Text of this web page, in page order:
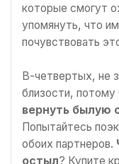
которые смогут
упомянуть, что
почувствовать
В-четвертых, не
близости,
вернуть былую
Попытайтесь
обоих партнеров.
остыл? Купите